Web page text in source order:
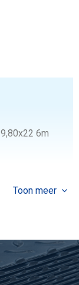
6m
Sanco
Toon meer